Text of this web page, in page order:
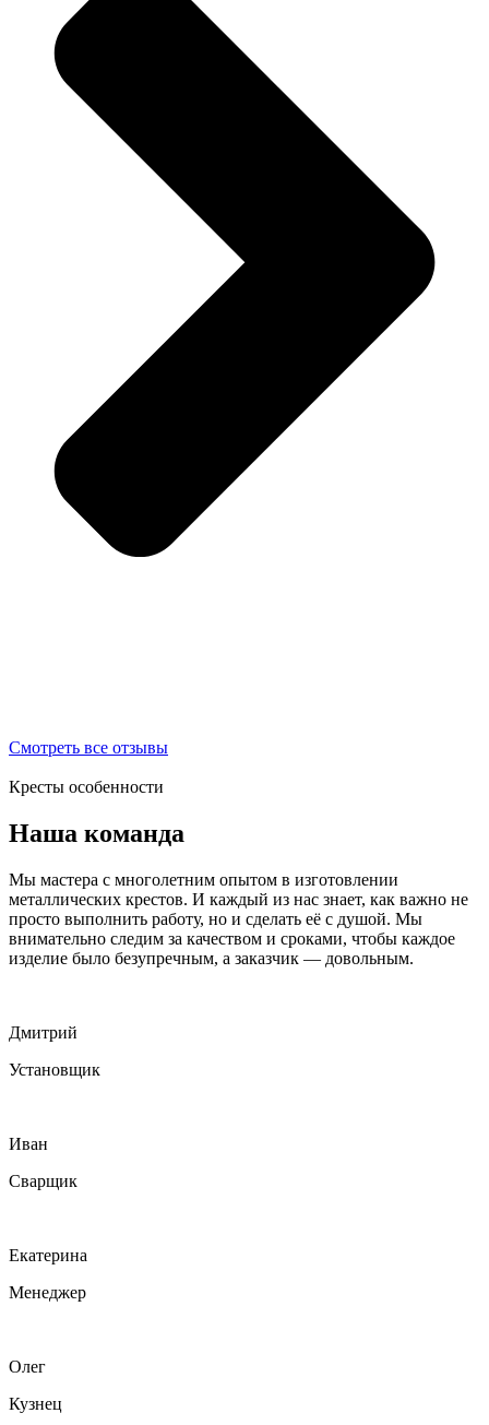
Смотреть все отзывы
Кресты особенности
Наша команда
Мы мастера с многолетним опытом в изготовлении
металлических крестов. И каждый из нас знает, как важно не
просто выполнить работу, но и сделать её с душой. Мы
внимательно следим за качеством и сроками, чтобы каждое
изделие было безупречным, а заказчик — довольным.
Дмитрий
Установщик
Иван
Сварщик
Екатерина
Менеджер
Олег
Кузнец